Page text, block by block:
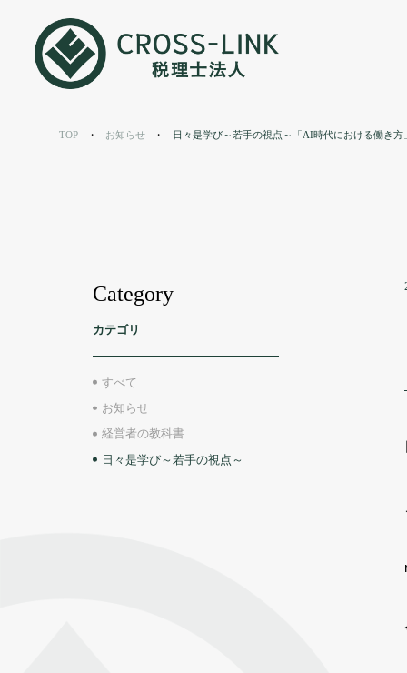
お知らせ
TOP お知らせ 日々是学び～若手の視点～「AI時代における働き方
Category
カテゴリ
すべて
お知らせ
経営者の教科書
日々是学び～若手の視点～